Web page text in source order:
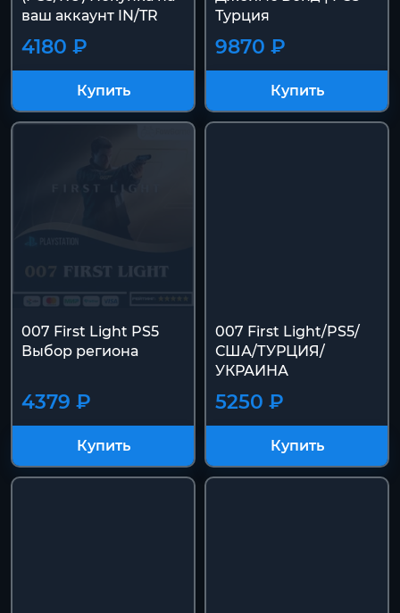
ваш аккаунт IN/TR
4180 ₽
Купить
Турция
9870 ₽
Купить
007 First Light PS5
Выбор региона
4379 ₽
Купить
007 First Light/PS5/
США/ТУРЦИЯ/
УКРАИНА
5250 ₽
Купить